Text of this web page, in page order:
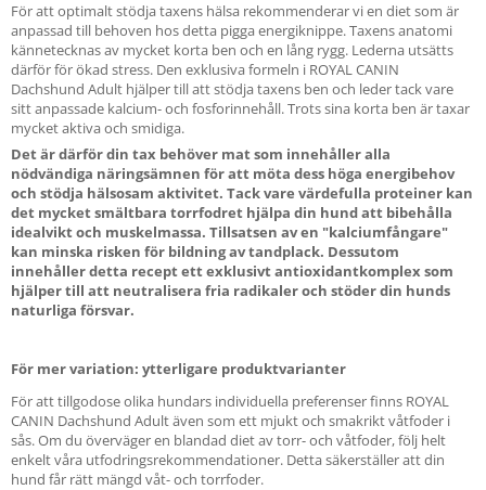
För att optimalt stödja taxens hälsa rekommenderar vi en diet som är
anpassad till behoven hos detta pigga energiknippe. Taxens anatomi
kännetecknas av mycket korta ben och en lång rygg. Lederna utsätts
därför för ökad stress. Den exklusiva formeln i ROYAL CANIN
Dachshund Adult hjälper till att stödja taxens ben och leder tack vare
sitt anpassade kalcium- och fosforinnehåll. Trots sina korta ben är taxar
mycket aktiva och smidiga.
Det är därför din tax behöver mat som innehåller alla
nödvändiga näringsämnen för att möta dess höga energibehov
och stödja hälsosam aktivitet. Tack vare värdefulla proteiner kan
det mycket smältbara torrfodret hjälpa din hund att bibehålla
idealvikt och muskelmassa. Tillsatsen av en "kalciumfångare"
kan minska risken för bildning av tandplack. Dessutom
innehåller detta recept ett exklusivt antioxidantkomplex som
hjälper till att neutralisera fria radikaler och stöder din hunds
naturliga försvar.
För mer variation: ytterligare produktvarianter
För att tillgodose olika hundars individuella preferenser finns ROYAL
CANIN Dachshund Adult även som ett mjukt och smakrikt våtfoder i
sås. Om du överväger en blandad diet av torr- och våtfoder, följ helt
enkelt våra utfodringsrekommendationer. Detta säkerställer att din
hund får rätt mängd våt- och torrfoder.